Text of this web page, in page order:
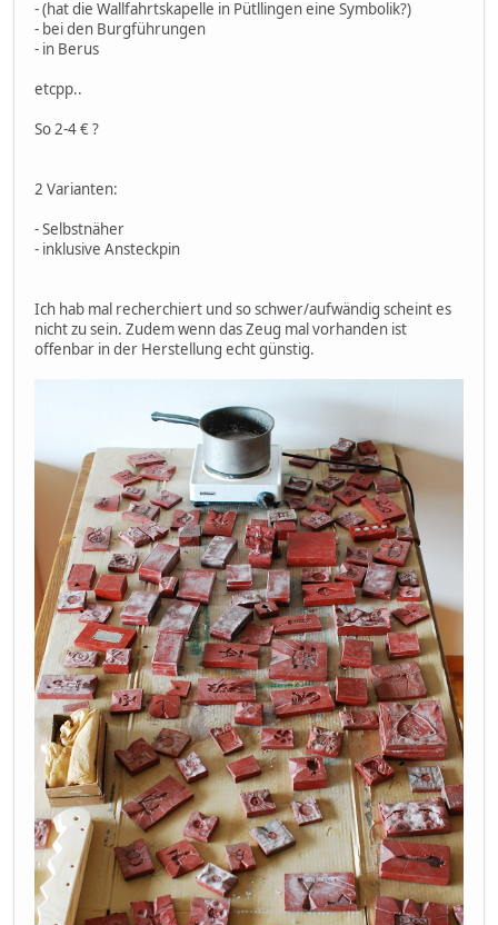
- (hat die Wallfahrtskapelle in Pütllingen eine Symbolik?)
- bei den Burgführungen
- in Berus
etcpp..
So 2-4 € ?
2 Varianten:
- Selbstnäher
- inklusive Ansteckpin
Ich hab mal recherchiert und so schwer/aufwändig scheint es
nicht zu sein. Zudem wenn das Zeug mal vorhanden ist
offenbar in der Herstellung echt günstig.